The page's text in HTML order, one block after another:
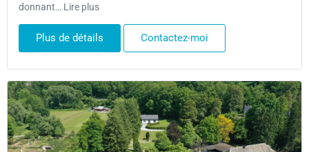
donnant… Lire plus
Plus de détails Contactez-moi